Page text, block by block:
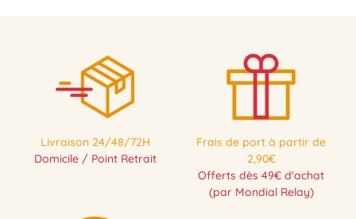
Livraison 24/48/72H
Domicile / Point Retrait
Frais de port à partir de
2,90€
Offerts dès 49€ d'achat
(par Mondial Relay)